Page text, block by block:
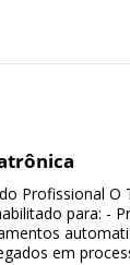
Profissional O
para: -
em